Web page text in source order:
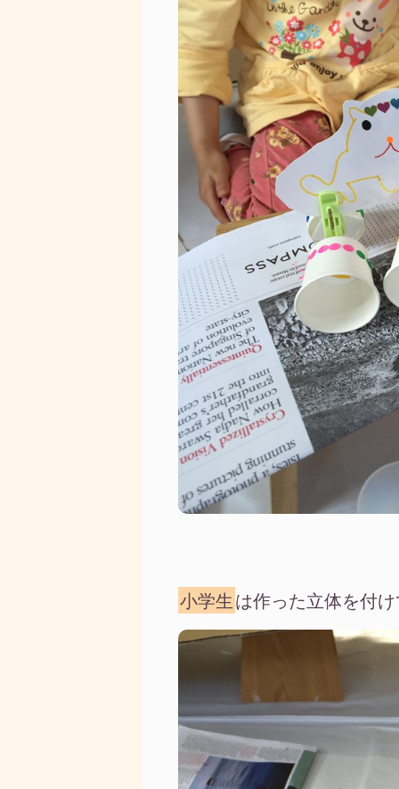
小学生 は作った立体を付け